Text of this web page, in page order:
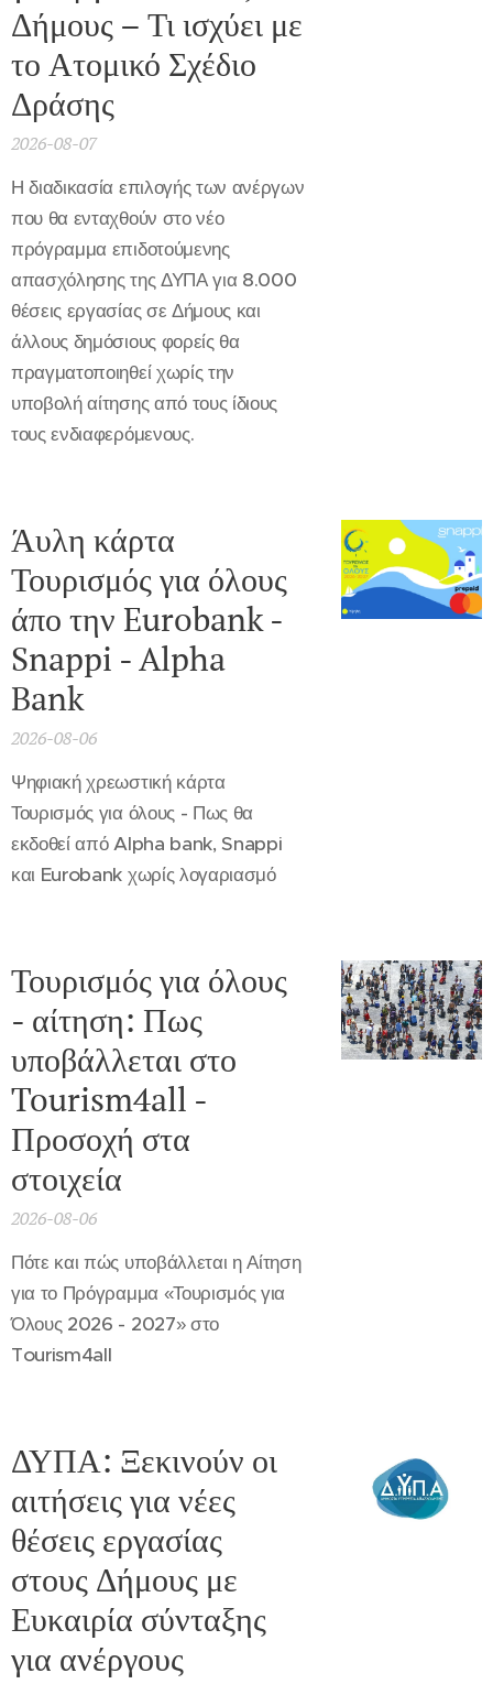
Δήμους – Τι ισχύει με
το Ατομικό Σχέδιο
Δράσης
2026-08-07
Η διαδικασία επιλογής των ανέργων
που θα ενταχθούν στο νέο
πρόγραμμα επιδοτούμενης
απασχόλησης της ΔΥΠΑ για 8.000
θέσεις εργασίας σε Δήμους και
άλλους δημόσιους φορείς θα
πραγματοποιηθεί χωρίς την
υποβολή αίτησης από τους ίδιους
τους ενδιαφερόμενους.
Άυλη κάρτα
Τουρισμός για όλους
άπο την Eurobank -
Snappi - Alpha
Bank
2026-08-06
Ψηφιακή χρεωστική κάρτα
Τουρισμός για όλους - Πως θα
εκδοθεί από Alpha bank, Snappi
και Eurobank χωρίς λογαριασμό
Τουρισμός για όλους
- αίτηση: Πως
υποβάλλεται στο
Tourism4all -
Προσοχή στα
στοιχεία
2026-08-06
Πότε και πώς υποβάλλεται η Αίτηση
για το Πρόγραμμα «Τουρισμός για
Όλους 2026 - 2027» στο
Tourism4all
ΔΥΠΑ: Ξεκινούν οι
αιτήσεις για νέες
θέσεις εργασίας
στους Δήμους με
Ευκαιρία σύνταξης
για ανέργους